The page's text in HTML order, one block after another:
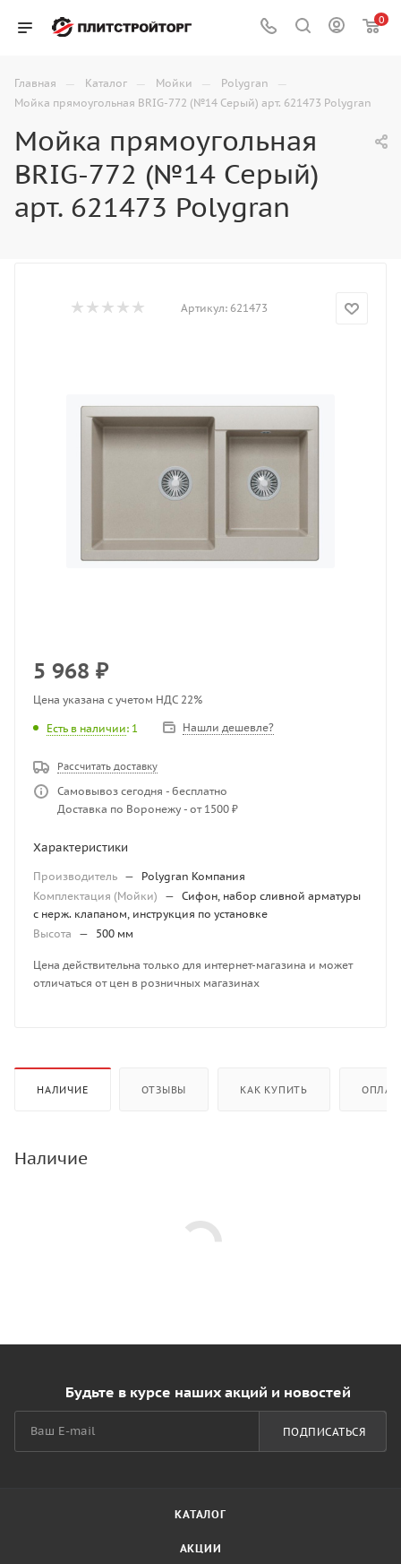
0
Главная — Каталог — Мойки — Polygran —
Мойка прямоугольная BRIG-772 (№14 Серый) арт. 621473 Polygran
Мойка прямоугольная
BRIG-772 (№14 Серый)
арт. 621473 Polygran
Артикул: 621473
5 968 ₽
Цена указана с учетом НДС 22%
Есть в наличии: 1 Нашли дешевле?
Рассчитать доставку
Самовывоз сегодня - бесплатно
Доставка по Воронежу - от 1500 ₽
Характеристики
Производитель —
Polygran Компания
Комплектация (Мойки)
— Сифон, набор сливной арматуры
с нерж. клапаном, инструкция по установке
Высота
— 500 мм
Цена действительна только для интернет-магазина и может
отличаться от цен в розничных магазинах
НАЛИЧИЕ ОТЗЫВЫ КАК КУПИТЬ
Наличие
Будьте в курсе наших акций и новостей
ПОДПИСАТЬСЯ
КАТАЛОГ
АКЦИИ